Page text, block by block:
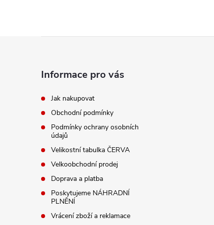
Informace pro vás
Jak nakupovat
Obchodní podmínky
Podmínky ochrany osobních
údajů
Velikostní tabulka ČERVA
Velkoobchodní prodej
Doprava a platba
Poskytujeme NÁHRADNÍ
PLNĚNÍ
Vrácení zboží a reklamace